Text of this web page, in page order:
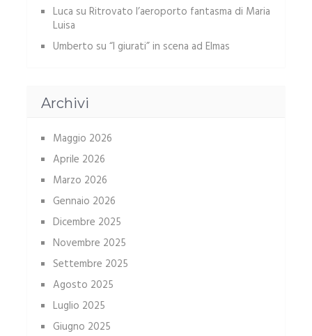
Luca su Ritrovato l’aeroporto fantasma di Maria
Luisa
Umberto su “I giurati” in scena ad Elmas
Archivi
Maggio 2026
Aprile 2026
Marzo 2026
Gennaio 2026
Dicembre 2025
Novembre 2025
Settembre 2025
Agosto 2025
Luglio 2025
Giugno 2025